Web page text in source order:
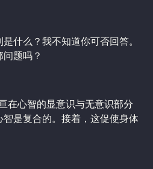
什么？我不知道你可否回答。
题吗？
在心智的显意识与无意识部分
是复合的。接着，这促使身体